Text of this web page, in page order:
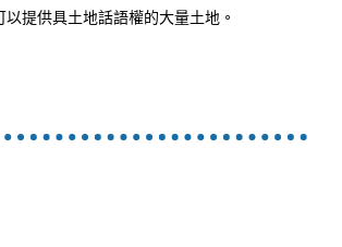
以提供具土地話語權的大量土地。